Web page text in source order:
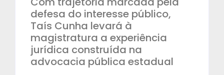
defesa do interesse público,
Taís Cunha levará à
magistratura a experiência
jurídica construída na
advocacia pública estadual